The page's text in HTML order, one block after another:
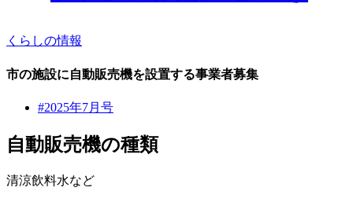
くらしの情報
市の施設に自動販売機を設置する事業者募集
#2025年7月号
自動販売機の種類
清涼飲料水など